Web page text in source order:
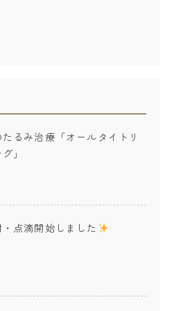
るみ治療「オールタイトリ
」
点滴開始しました